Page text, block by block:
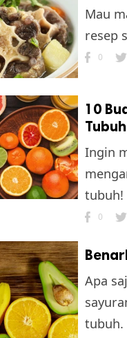
Mau
resep
0
10
Tubuh
Ingin
tubuh!
0
Apa
tubuh.